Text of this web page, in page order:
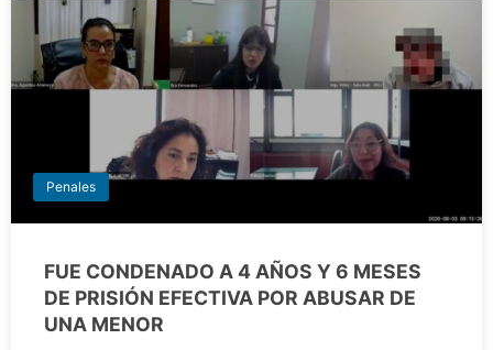
Penales
FUE CONDENADO A 4 AÑOS Y 6 MESES
DE PRISIÓN EFECTIVA POR ABUSAR DE
UNA MENOR